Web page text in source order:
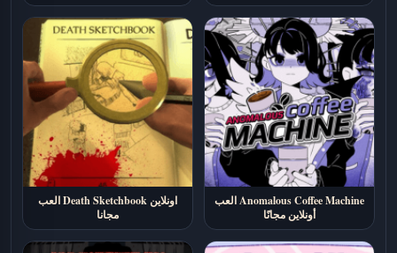
العب Death Sketchbook اونلاين
مجانا
العب Anomalous Coffee Machine
أونلاين مجانًا